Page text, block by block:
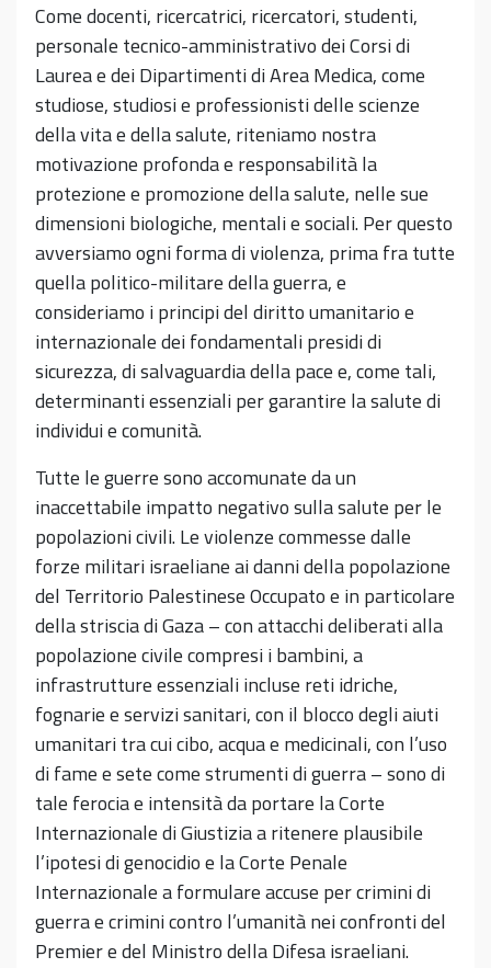
Come docenti, ricercatrici, ricercatori, studenti,
personale tecnico-amministrativo dei Corsi di
Laurea e dei Dipartimenti di Area Medica, come
studiose, studiosi e professionisti delle scienze
della vita e della salute, riteniamo nostra
motivazione profonda e responsabilità la
protezione e promozione della salute, nelle sue
dimensioni biologiche, mentali e sociali. Per questo
avversiamo ogni forma di violenza, prima fra tutte
quella politico-militare della guerra, e
consideriamo i principi del diritto umanitario e
internazionale dei fondamentali presidi di
sicurezza, di salvaguardia della pace e, come tali,
determinanti essenziali per garantire la salute di
individui e comunità.
Tutte le guerre sono accomunate da un
inaccettabile impatto negativo sulla salute per le
popolazioni civili. Le violenze commesse dalle
forze militari israeliane ai danni della popolazione
del Territorio Palestinese Occupato e in particolare
della striscia di Gaza – con attacchi deliberati alla
popolazione civile compresi i bambini, a
infrastrutture essenziali incluse reti idriche,
fognarie e servizi sanitari, con il blocco degli aiuti
umanitari tra cui cibo, acqua e medicinali, con l’uso
di fame e sete come strumenti di guerra – sono di
tale ferocia e intensità da portare la Corte
Internazionale di Giustizia a ritenere plausibile
l’ipotesi di genocidio e la Corte Penale
Internazionale a formulare accuse per crimini di
guerra e crimini contro l’umanità nei confronti del
Premier e del Ministro della Difesa israeliani.